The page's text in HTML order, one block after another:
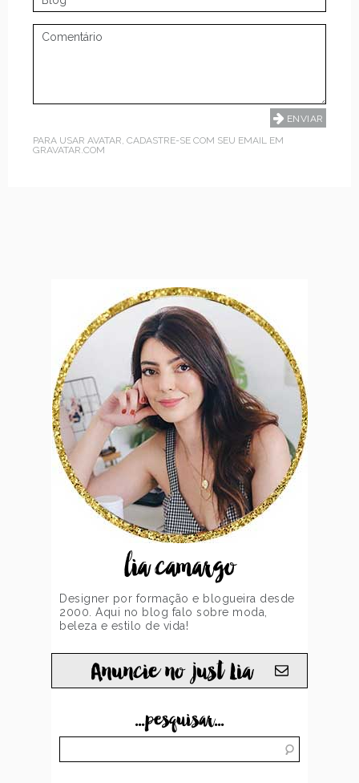
PARA USAR AVATAR, CADASTRE-SE COM SEU EMAIL EM
GRAVATAR.COM
lia camargo
Designer por formação e blogueira desde
2000. Aqui no blog falo sobre moda,
beleza e estilo de vida!
Anuncie no just Lia
...pesquisar...